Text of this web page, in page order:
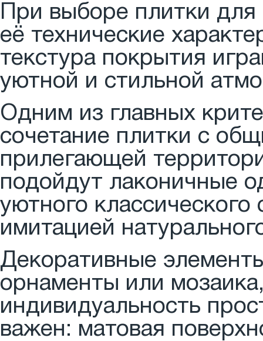
При выборе плитки
её технические
текстура покрытия
уютной и стильной
Одним из главных
сочетание плитки с
прилегающей
подойдут лаконичные
уютного
имитацией
Декоративные
орнаменты или
индивидуальность
важен: матовая